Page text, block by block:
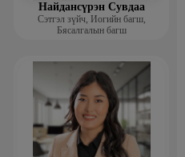
Найдансүрэн Сувдаа
Сэтгэл зүйч, Иогийн багш,
Бясалгалын багш